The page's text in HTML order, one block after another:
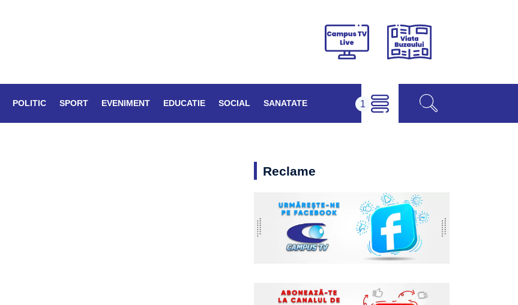
Campus
Viața
POLITIC SPORT EVENIMENT EDUCATIE SOCIAL SANATATE
Reclame